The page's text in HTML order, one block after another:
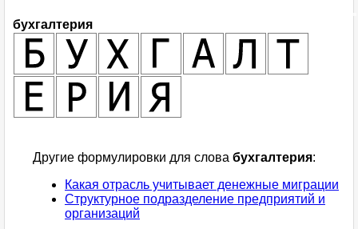
бухгалтерия
Другие формулировки для слова бухгалтерия:
Какая отрасль учитывает денежные миграции
Структурное подразделение предприятий и
организаций